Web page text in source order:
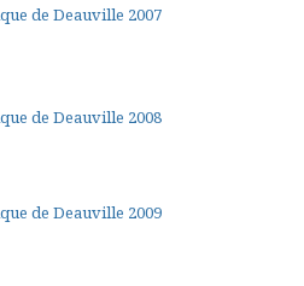
de Deauville 2007
de Deauville 2008
de Deauville 2009